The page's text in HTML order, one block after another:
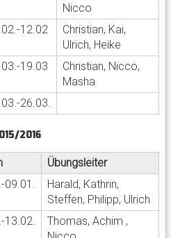
Nicco
12.02
Christian, Kai,
Ulrich, Heike
19.03
Christian, Nicco,
Masha
26.03.
2016
Übungsleiter
09.01.
Harald, Kathrin,
Steffen, Philipp, Ulrich
13.02.
Thomas, Achim ,